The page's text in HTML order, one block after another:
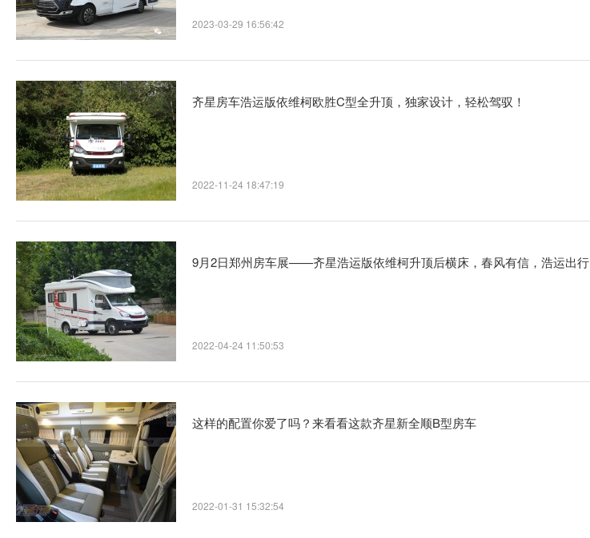
2023-03-29 16:56:42
齐星房车浩运版依维柯欧胜C型全升顶，独家设计，轻松驾驭！
2022-11-24 18:47:19
9月2日郑州房车展——齐星浩运版依维柯升顶后横床，春风有信，浩运出行
2022-04-24 11:50:53
这样的配置你爱了吗？来看看这款齐星新全顺B型房车
2022-01-31 15:32:54